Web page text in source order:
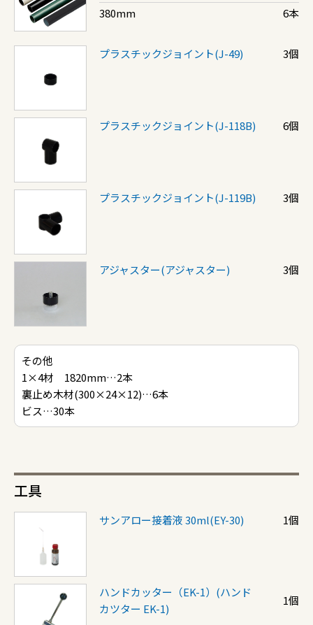
380mm
6本
プラスチックジョイント(J-49) 3個
プラスチックジョイント(J-118B) 6個
プラスチックジョイント(J-119B) 3個
アジャスター(アジャスター) 3個
その他
1×4材 1820mm…2本
裏止め木材(300×24×12)…6本
ビス…30本
工具
サンアロー接着液 30ml(EY-30) 1個
ハンドカッター（EK-1）(ハンド
カツター EK-1)
1個